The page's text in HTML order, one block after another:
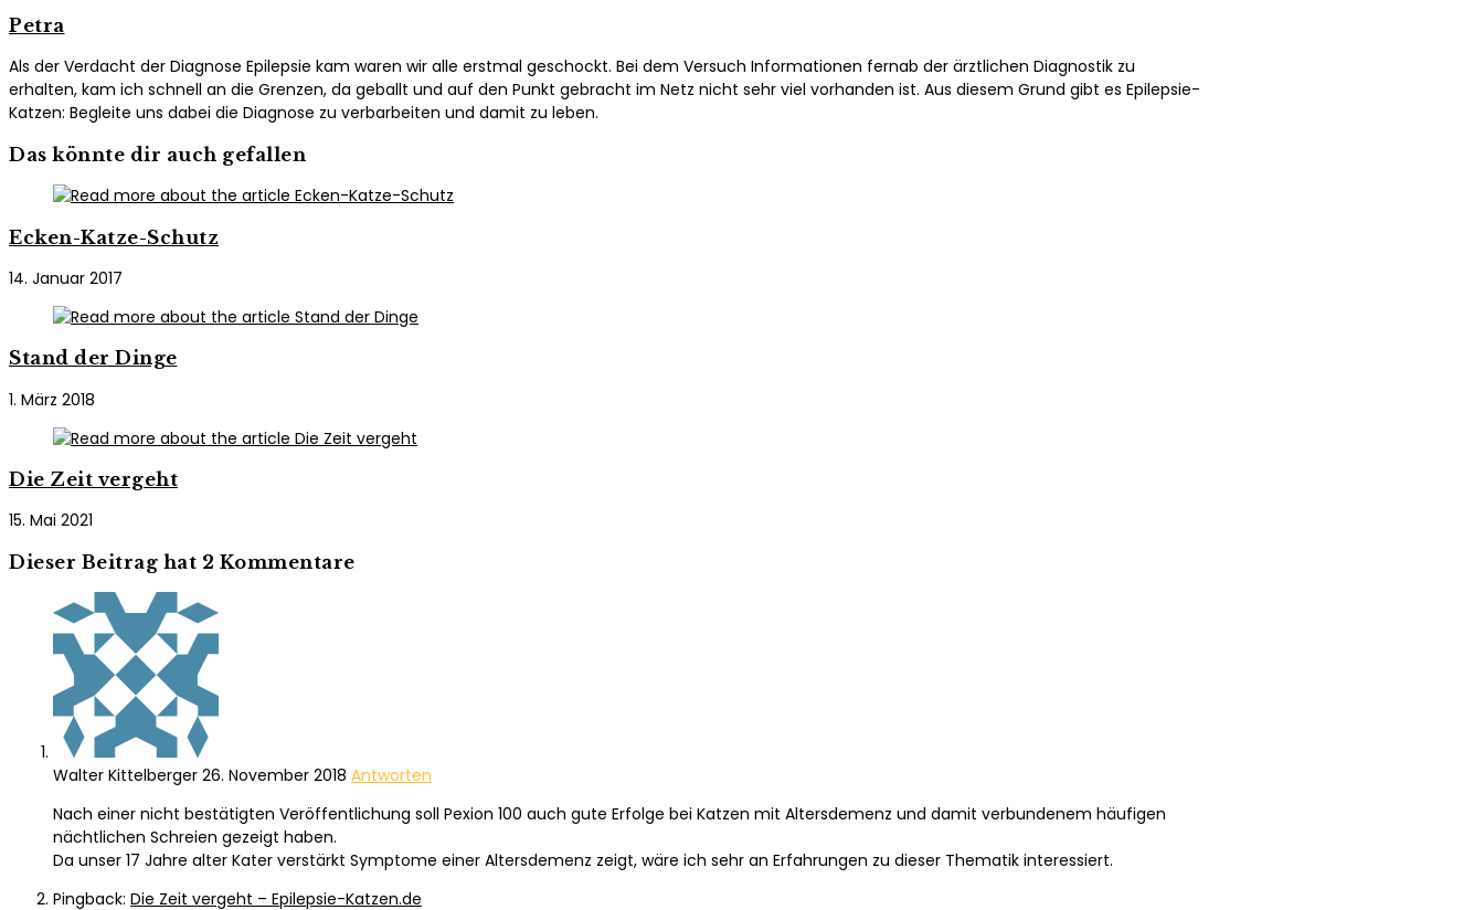
Petra
Als der Verdacht der Diagnose Epilepsie kam waren wir alle erstmal geschockt. Bei dem Versuch Informationen fernab der ärztlichen Diagnostik zu
erhalten, kam ich schnell an die Grenzen, da geballt und auf den Punkt gebracht im Netz nicht sehr viel vorhanden ist. Aus diesem Grund gibt es Epilepsie-
Katzen: Begleite uns dabei die Diagnose zu verbarbeiten und damit zu leben.
Das könnte dir auch gefallen
Ecken-Katze-Schutz
14. Januar 2017
Stand der Dinge
1. März 2018
Die Zeit vergeht
15. Mai 2021
Dieser Beitrag hat 2 Kommentare
Walter Kittelberger 26. November 2018 Antworten
Nach einer nicht bestätigten Veröffentlichung soll Pexion 100 auch gute Erfolge bei Katzen mit Altersdemenz und damit verbundenem häufigen
nächtlichen Schreien gezeigt haben.
Da unser 17 Jahre alter Kater verstärkt Symptome einer Altersdemenz zeigt, wäre ich sehr an Erfahrungen zu dieser Thematik interessiert.
Pingback: Die Zeit vergeht – Epilepsie-Katzen.de